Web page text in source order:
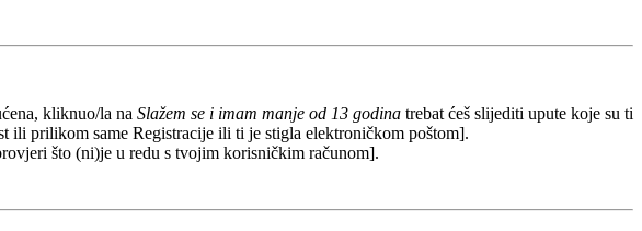
kliknuo/la na Slažem se i imam manje od 13 godina trebat ćeš slijediti upute koje su ti
ili prilikom same Registracije ili ti je stigla elektroničkom poštom].
što (ni)je u redu s tvojim korisničkim računom].